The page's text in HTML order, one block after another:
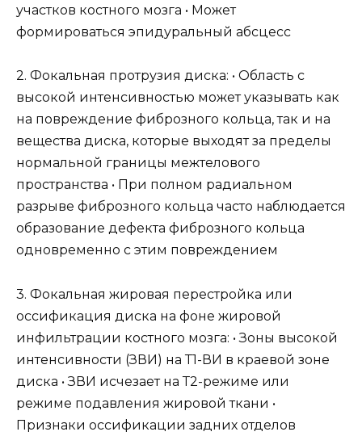
участков костного мозга • Может
формироваться эпидуральный абсцесс
2. Фокальная протрузия диска: • Область с
высокой интенсивностью может указывать как
на повреждение фиброзного кольца, так и на
вещества диска, которые выходят за пределы
нормальной границы межтелового
пространства • При полном радиальном
разрыве фиброзного кольца часто наблюдается
образование дефекта фиброзного кольца
одновременно с этим повреждением
3. Фокальная жировая перестройка или
оссификация диска на фоне жировой
инфильтрации костного мозга: • Зоны высокой
интенсивности (ЗВИ) на Т1-ВИ в краевой зоне
диска • ЗВИ исчезает на Т2-режиме или
режиме подавления жировой ткани •
Признаки оссификации задних отделов